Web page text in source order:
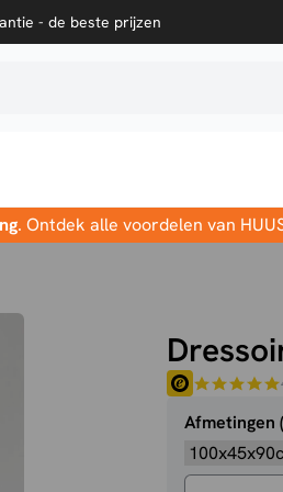
- de beste prijzen
. Ontdek alle voordelen van
Afmetingen